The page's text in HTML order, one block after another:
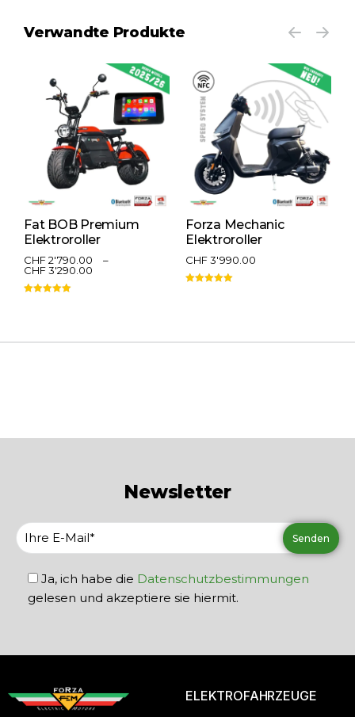
Verwandte Produkte
Fat BOB Premium
Elektroroller
CHF2'790.00
–
CHF3'290.00
Forza Mechanic
Elektroroller
CHF3'990.00
Newsletter
Ja, ich habe die Datenschutzbestimmungen
gelesen und akzeptiere sie hiermit.
ELEKTROFAHRZEUGE